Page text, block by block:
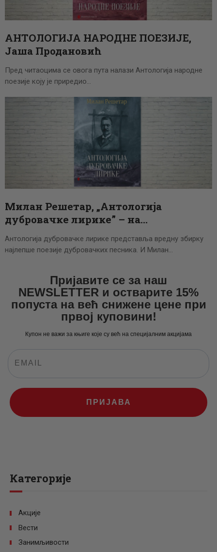
ЦЕНОВНИК
ПИСМО
АНТОЛОГИЈА НАРОДНЕ ПОЕЗИЈЕ,
Јаша Продановић
Пред читаоцима се овога пута налази Антологија народне
поезије коју је приредио…
Милан Решетар, „Антологија
дубровачке лирике” – на…
Антологија дубровачке лирике представља вредну збирку
најлепше поезије дубровачких песника. И Милан…
Пријавите се за наш
NEWSLETTER и остварите 15%
попуста на већ снижене цене при
првој куповини!
Купон не важи за књиге које су већ на специјалним акцијама
ПРИЈАВА
Категорије
Акције
Вести
Занимљивости